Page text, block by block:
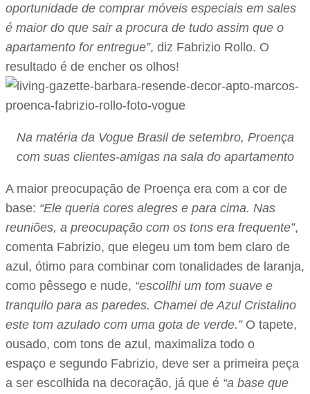
oportunidade de comprar móveis especiais em sales
é maior do que sair a procura de tudo assim que o
apartamento for entregue”, diz Fabrizio Rollo. O
resultado é de encher os olhos!
Na matéria da Vogue Brasil de setembro, Proença
com suas clientes-amigas na sala do apartamento
A maior preocupação de Proença era com a cor de
base: “Ele queria cores alegres e para cima. Nas
reuniões, a preocupação com os tons era frequente”,
comenta Fabrizio, que elegeu um tom bem claro de
azul, ótimo para combinar com tonalidades de laranja,
como pêssego e nude, “escollhi um tom suave e
tranquilo para as paredes. Chamei de Azul Cristalino
este tom azulado com uma gota de verde.” O tapete,
ousado, com tons de azul, maximaliza todo o
espaço e segundo Fabrizio, deve ser a primeira peça
a ser escolhida na decoração, já que é “a base que